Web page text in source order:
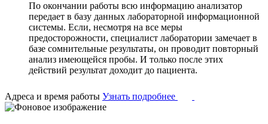
По окончании работы всю информацию анализатор
передает в базу данных лабораторной информационной
системы. Если, несмотря на все меры
предосторожности, специалист лаборатории замечает в
базе сомнительные результаты, он проводит повторный
анализ имеющейся пробы. И только после этих
действий результат доходит до пациента.
Адреса и время работы Узнать подробнее